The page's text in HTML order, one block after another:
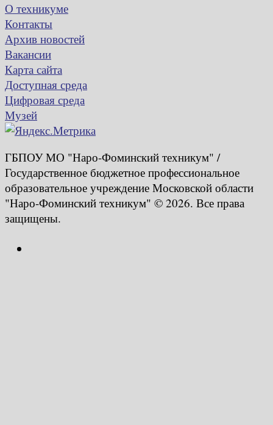
О техникуме
Контакты
Архив новостей
Вакансии
Карта сайта
Доступная среда
Цифровая среда
Музей
ГБПОУ МО "Наро-Фоминский техникум" /
Государственное бюджетное профессиональное
образовательное учреждение Московской области
"Наро-Фоминский техникум" © 2026. Все права
защищены.